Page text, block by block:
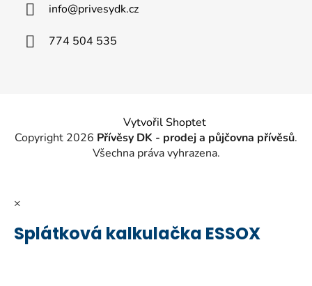
info@privesydk.cz
774 504 535
Vytvořil Shoptet
Copyright 2026 Přívěsy DK - prodej a půjčovna přívěsů.
Všechna práva vyhrazena.
×
Splátková kalkulačka ESSOX